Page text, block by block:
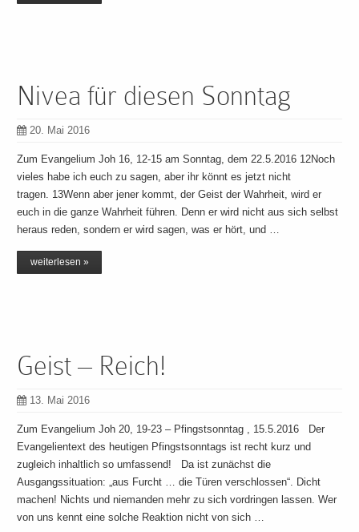
Nivea für diesen Sonntag
20. Mai 2016
Zum Evangelium Joh 16, 12-15 am Sonntag, dem 22.5.2016 12Noch
vieles habe ich euch zu sagen, aber ihr könnt es jetzt nicht
tragen. 13Wenn aber jener kommt, der Geist der Wahrheit, wird er
euch in die ganze Wahrheit führen. Denn er wird nicht aus sich selbst
heraus reden, sondern er wird sagen, was er hört, und …
weiterlesen »
Geist – Reich!
13. Mai 2016
Zum Evangelium Joh 20, 19-23 – Pfingstsonntag , 15.5.2016 Der
Evangelientext des heutigen Pfingstsonntags ist recht kurz und
zugleich inhaltlich so umfassend! Da ist zunächst die
Ausgangssituation: „aus Furcht … die Türen verschlossen“. Dicht
machen! Nichts und niemanden mehr zu sich vordringen lassen. Wer
von uns kennt eine solche Reaktion nicht von sich …